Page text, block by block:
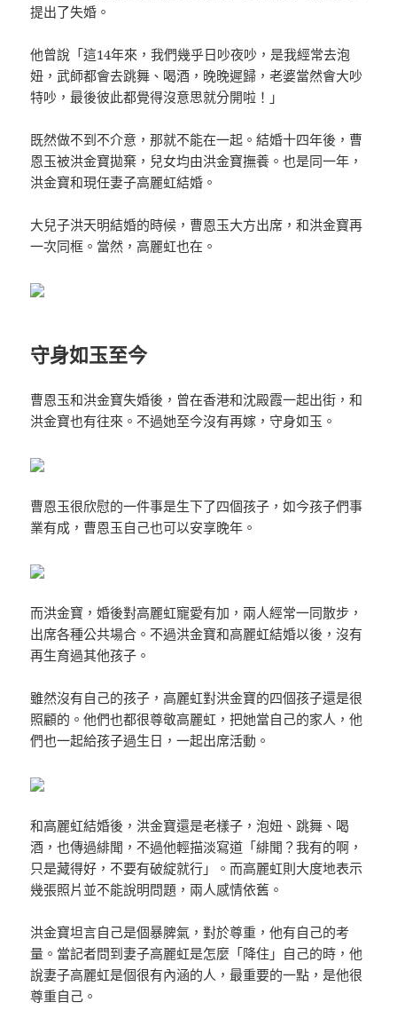
提出了失婚。
他曾說「這14年來，我們幾乎日吵夜吵，是我經常去泡
妞，武師都會去跳舞、喝酒，晚晚遲歸，老婆當然會大吵
特吵，最後彼此都覺得沒意思就分開啦！」
既然做不到不介意，那就不能在一起。結婚十四年後，曹
恩玉被洪金寶拋棄，兒女均由洪金寶撫養。也是同一年，
洪金寶和現任妻子高麗虹結婚。
大兒子洪天明結婚的時候，曹恩玉大方出席，和洪金寶再
一次同框。當然，高麗虹也在。
守身如玉至今
曹恩玉和洪金寶失婚後，曾在香港和沈殿霞一起出街，和
洪金寶也有往來。不過她至今沒有再嫁，守身如玉。
曹恩玉很欣慰的一件事是生下了四個孩子，如今孩子們事
業有成，曹恩玉自己也可以安享晚年。
而洪金寶，婚後對高麗虹寵愛有加，兩人經常一同散步，
出席各種公共場合。不過洪金寶和高麗虹結婚以後，沒有
再生育過其他孩子。
雖然沒有自己的孩子，高麗虹對洪金寶的四個孩子還是很
照顧的。他們也都很尊敬高麗虹，把她當自己的家人，他
們也一起給孩子過生日，一起出席活動。
和高麗虹結婚後，洪金寶還是老樣子，泡妞、跳舞、喝
酒，也傳過緋聞，不過他輕描淡寫道「緋聞？我有的啊，
只是藏得好，不要有破綻就行」。而高麗虹則大度地表示
幾張照片並不能說明問題，兩人感情依舊。
洪金寶坦言自己是個暴脾氣，對於尊重，他有自己的考
量。當記者問到妻子高麗虹是怎麼「降住」自己的時，他
說妻子高麗虹是個很有內涵的人，最重要的一點，是他很
尊重自己。